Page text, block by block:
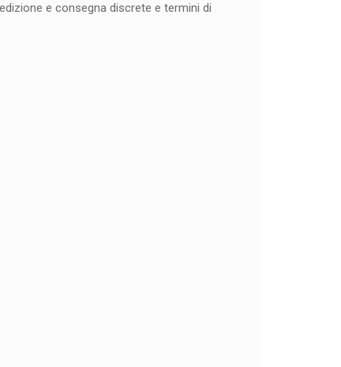
e consegna discrete e termini di